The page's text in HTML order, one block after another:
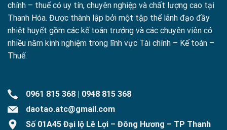
chính – thuế có uy tín, chuyên nghiệp và chất lượng cao tại
Thanh Hóa. Được thành lập bởi một tập thể lãnh đạo đầy
nhiệt huyết gồm các kế toán trưởng và các chuyên viên có
nhiều năm kinh nghiệm trong lĩnh vực Tài chính – Kế toán –
Thuế.
0961 815 368 | 0948 815 368
daotao.atc@gmail.com
Số 01A45 Đại lộ Lê Lợi – Đông Hương – TP Thanh